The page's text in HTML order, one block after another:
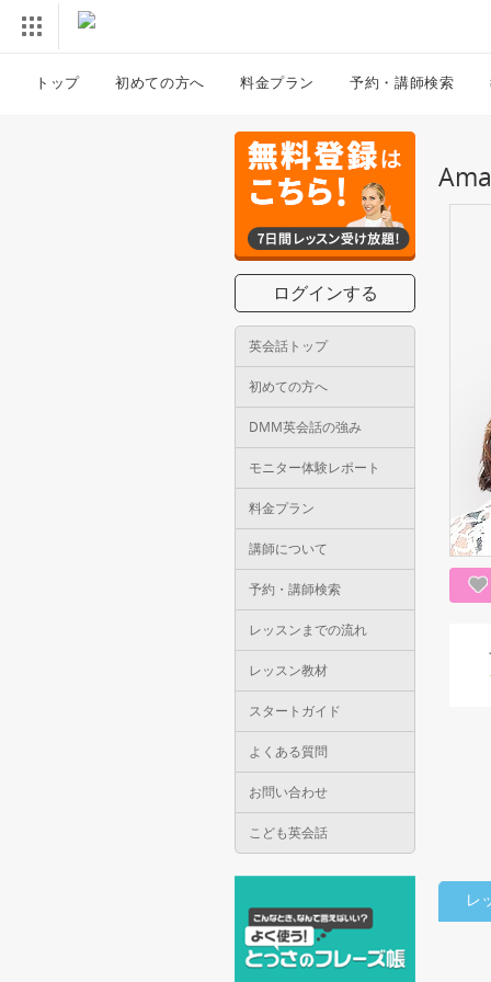
トップ 初めての方へ 料金プラン 予約・講師検索
ログインする
英会話トップ
初めての方へ
DMM英会話の強み
モニター体験レポート
料金プラン
講師について
予約・講師検索
レッスンまでの流れ
レッスン教材
スタートガイド
よくある質問
お問い合わせ
こども英会話
レ